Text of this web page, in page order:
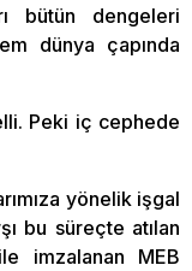
bütün dengeleri
dünya çapında
Peki iç cephede
yönelik işgal
bu süreçte atılan
imzalanan MEB